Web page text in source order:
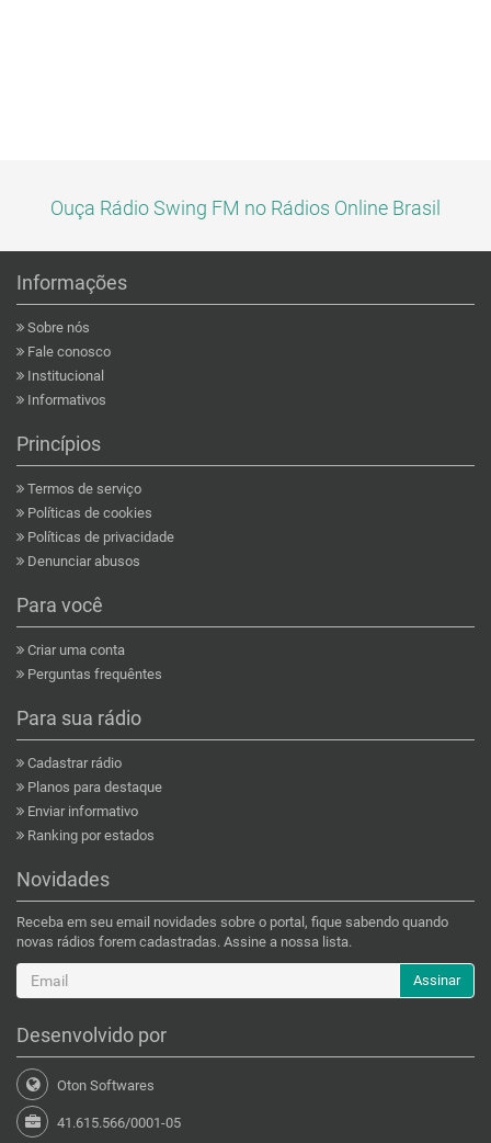
Ouça Rádio Swing FM no Rádios Online Brasil
Informações
Sobre nós
Fale conosco
Institucional
Informativos
Princípios
Termos de serviço
Políticas de cookies
Políticas de privacidade
Denunciar abusos
Para você
Criar uma conta
Perguntas frequêntes
Para sua rádio
Cadastrar rádio
Planos para destaque
Enviar informativo
Ranking por estados
Novidades
Receba em seu email novidades sobre o portal, fique sabendo quando
novas rádios forem cadastradas. Assine a nossa lista.
Assinar
Desenvolvido por
Oton Softwares
41.615.566/0001-05